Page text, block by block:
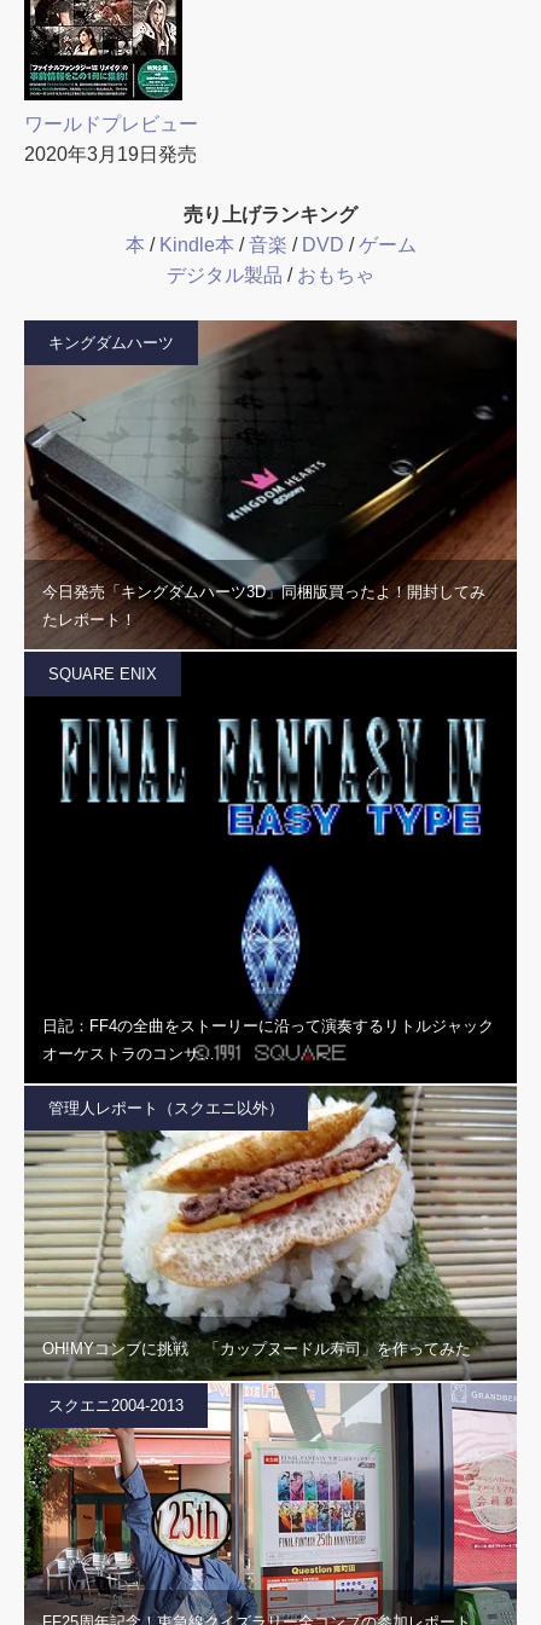
ワールドプレビュー
2020年3月19日発売
売り上げランキング
本 / Kindle本 /音楽 / DVD /ゲーム
デジタル製品 / おもちゃ
キングダムハーツ
今日発売「キングダムハーツ3D」同梱版買ったよ！開封してみ
たレポート！
SQUARE ENIX
日記：FF4の全曲をストーリーに沿って演奏するリトルジャック
オーケストラのコンサ…
管理人レポート（スクエニ以外）
OH!MYコンブに挑戦 「カップヌードル寿司」を作ってみた
スクエニ2004-2013